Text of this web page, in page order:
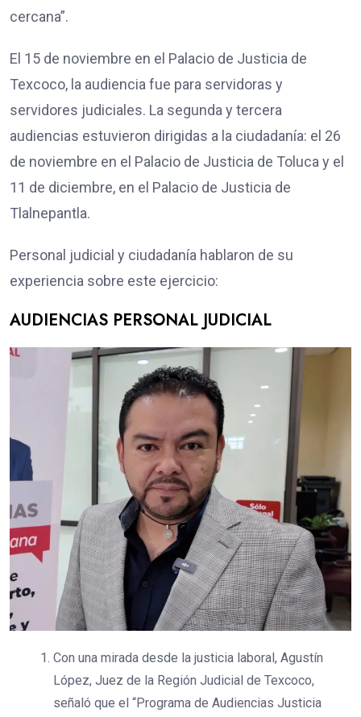
cercana”.
El 15 de noviembre en el Palacio de Justicia de
Texcoco, la audiencia fue para servidoras y
servidores judiciales. La segunda y tercera
audiencias estuvieron dirigidas a la ciudadanía: el 26
de noviembre en el Palacio de Justicia de Toluca y el
11 de diciembre, en el Palacio de Justicia de
Tlalnepantla.
Personal judicial y ciudadanía hablaron de su
experiencia sobre este ejercicio:
AUDIENCIAS PERSONAL JUDICIAL
Con una mirada desde la justicia laboral, Agustín
López, Juez de la Región Judicial de Texcoco,
señaló que el “Programa de Audiencias Justicia